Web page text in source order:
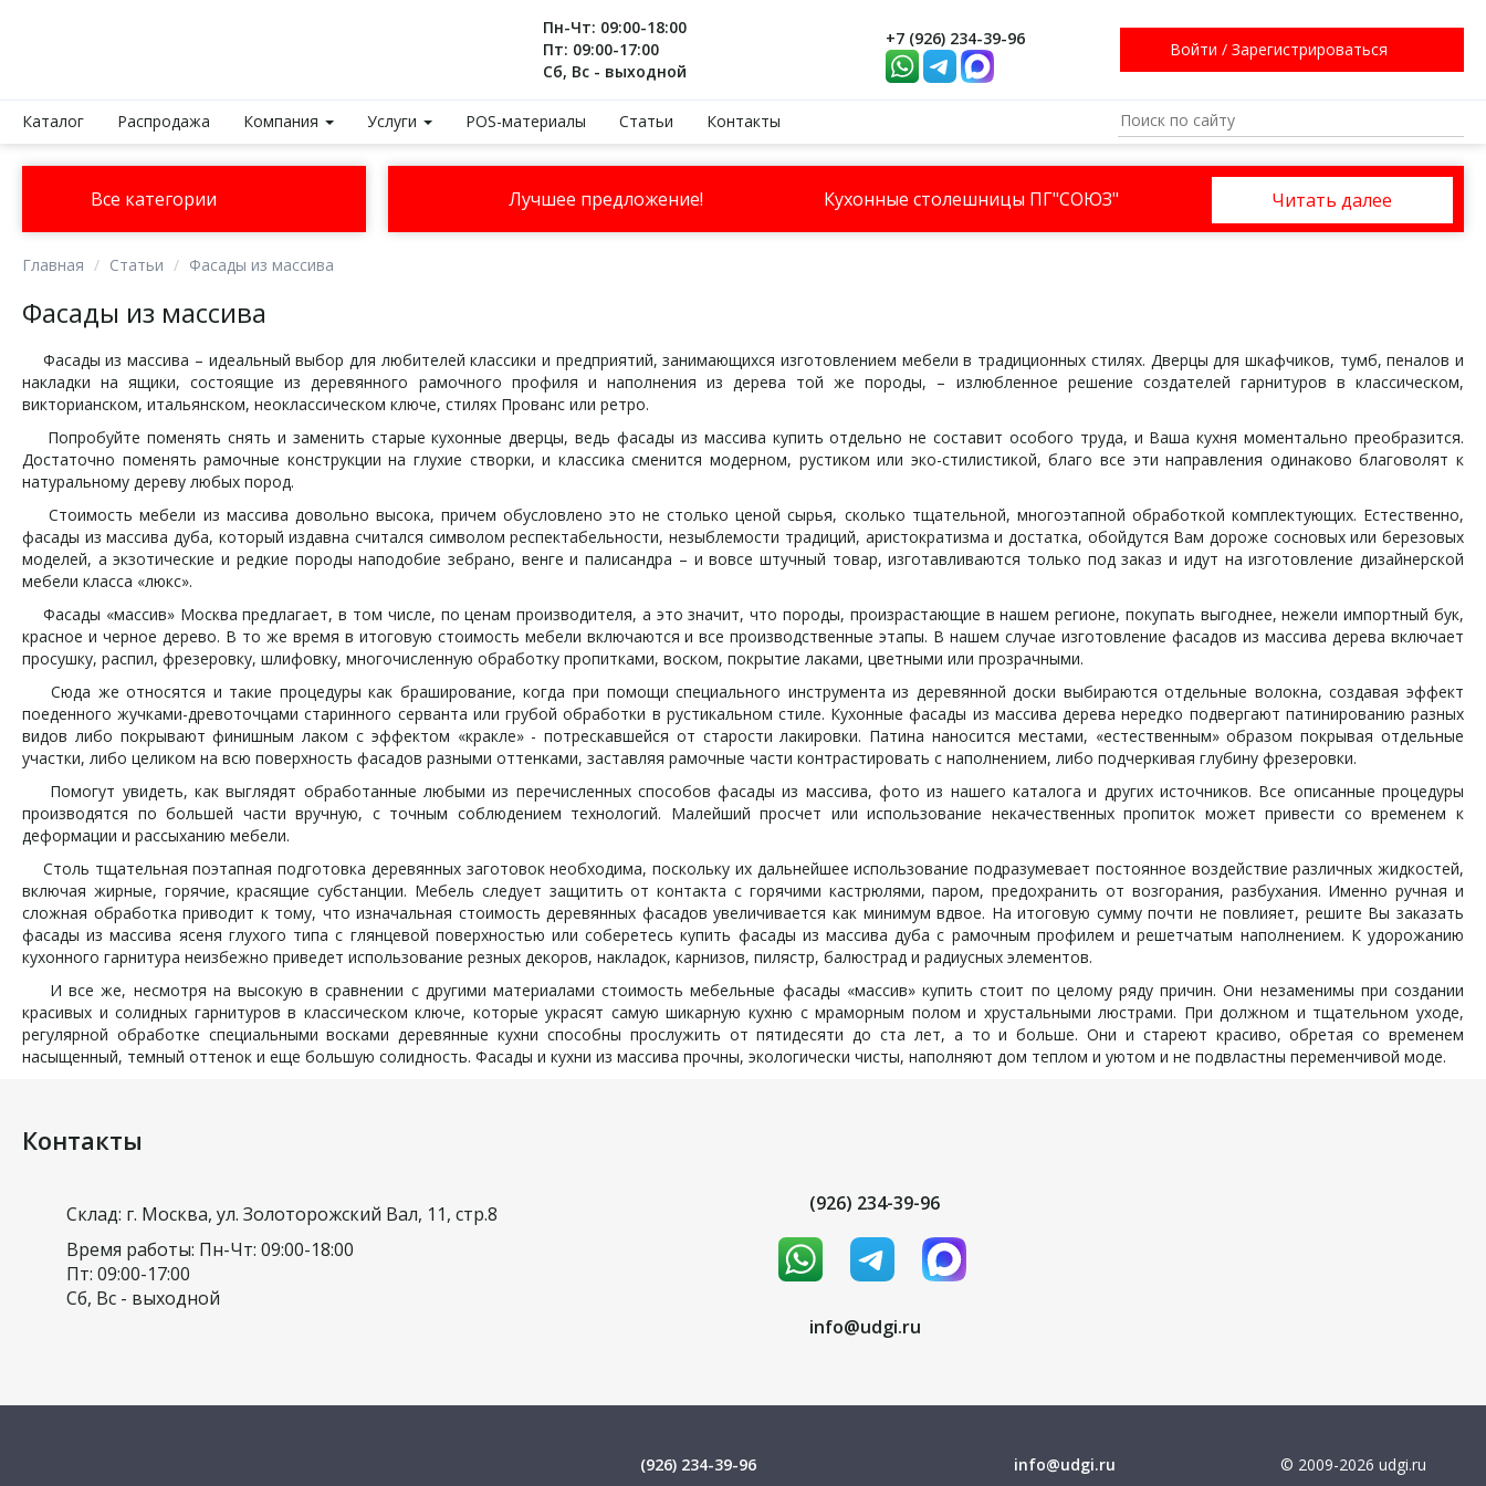
Пн-Чт: 09:00-18:00
Пт: 09:00-17:00
Сб, Вс - выходной
+7 (926) 234-39-96
Войти / Зарегистрироваться
Каталог Распродажа Компания Услуги POS-материалы Статьи Контакты
Все категории Лучшее предложение! Кухонные столешницы ПГ"СОЮЗ" Читать далее
Главная Статьи Фасады из массива
Фасады из массива
Фасады из массива – идеальный выбор для любителей классики и предприятий, занимающихся изготовлением мебели в традиционных стилях. Дверцы для шкафчиков, тумб, пеналов и
накладки на ящики, состоящие из деревянного рамочного профиля и наполнения из дерева той же породы, – излюбленное решение создателей гарнитуров в классическом,
викторианском, итальянском, неоклассическом ключе, стилях Прованс или ретро.
Попробуйте поменять снять и заменить старые кухонные дверцы, ведь фасады из массива купить отдельно не составит особого труда, и Ваша кухня моментально преобразится.
Достаточно поменять рамочные конструкции на глухие створки, и классика сменится модерном, рустиком или эко-стилистикой, благо все эти направления одинаково благоволят к
натуральному дереву любых пород.
Стоимость мебели из массива довольно высока, причем обусловлено это не столько ценой сырья, сколько тщательной, многоэтапной обработкой комплектующих. Естественно,
фасады из массива дуба, который издавна считался символом респектабельности, незыблемости традиций, аристократизма и достатка, обойдутся Вам дороже сосновых или березовых
моделей, а экзотические и редкие породы наподобие зебрано, венге и палисандра – и вовсе штучный товар, изготавливаются только под заказ и идут на изготовление дизайнерской
мебели класса «люкс».
Фасады «массив» Москва предлагает, в том числе, по ценам производителя, а это значит, что породы, произрастающие в нашем регионе, покупать выгоднее, нежели импортный бук,
красное и черное дерево. В то же время в итоговую стоимость мебели включаются и все производственные этапы. В нашем случае изготовление фасадов из массива дерева включает
просушку, распил, фрезеровку, шлифовку, многочисленную обработку пропитками, воском, покрытие лаками, цветными или прозрачными.
Сюда же относятся и такие процедуры как браширование, когда при помощи специального инструмента из деревянной доски выбираются отдельные волокна, создавая эффект
поеденного жучками-древоточцами старинного серванта или грубой обработки в рустикальном стиле. Кухонные фасады из массива дерева нередко подвергают патинированию разных
видов либо покрывают финишным лаком с эффектом «кракле» - потрескавшейся от старости лакировки. Патина наносится местами, «естественным» образом покрывая отдельные
участки, либо целиком на всю поверхность фасадов разными оттенками, заставляя рамочные части контрастировать с наполнением, либо подчеркивая глубину фрезеровки.
Помогут увидеть, как выглядят обработанные любыми из перечисленных способов фасады из массива, фото из нашего каталога и других источников. Все описанные процедуры
производятся по большей части вручную, с точным соблюдением технологий. Малейший просчет или использование некачественных пропиток может привести со временем к
деформации и рассыханию мебели.
Столь тщательная поэтапная подготовка деревянных заготовок необходима, поскольку их дальнейшее использование подразумевает постоянное воздействие различных жидкостей,
включая жирные, горячие, красящие субстанции. Мебель следует защитить от контакта с горячими кастрюлями, паром, предохранить от возгорания, разбухания. Именно ручная и
сложная обработка приводит к тому, что изначальная стоимость деревянных фасадов увеличивается как минимум вдвое. На итоговую сумму почти не повлияет, решите Вы заказать
фасады из массива ясеня глухого типа с глянцевой поверхностью или соберетесь купить фасады из массива дуба с рамочным профилем и решетчатым наполнением. К удорожанию
кухонного гарнитура неизбежно приведет использование резных декоров, накладок, карнизов, пилястр, балюстрад и радиусных элементов.
И все же, несмотря на высокую в сравнении с другими материалами стоимость мебельные фасады «массив» купить стоит по целому ряду причин. Они незаменимы при создании
красивых и солидных гарнитуров в классическом ключе, которые украсят самую шикарную кухню с мраморным полом и хрустальными люстрами. При должном и тщательном уходе,
регулярной обработке специальными восками деревянные кухни способны прослужить от пятидесяти до ста лет, а то и больше. Они и стареют красиво, обретая со временем
насыщенный, темный оттенок и еще большую солидность. Фасады и кухни из массива прочны, экологически чисты, наполняют дом теплом и уютом и не подвластны переменчивой моде.
Контакты
Склад: г. Москва, ул. Золоторожский Вал, 11, стр.8
Время работы: Пн-Чт: 09:00-18:00
Пт: 09:00-17:00
Сб, Вс - выходной
(926) 234-39-96
info@udgi.ru
(926) 234-39-96 info@udgi.ru
© 2009-2026 udgi.ru